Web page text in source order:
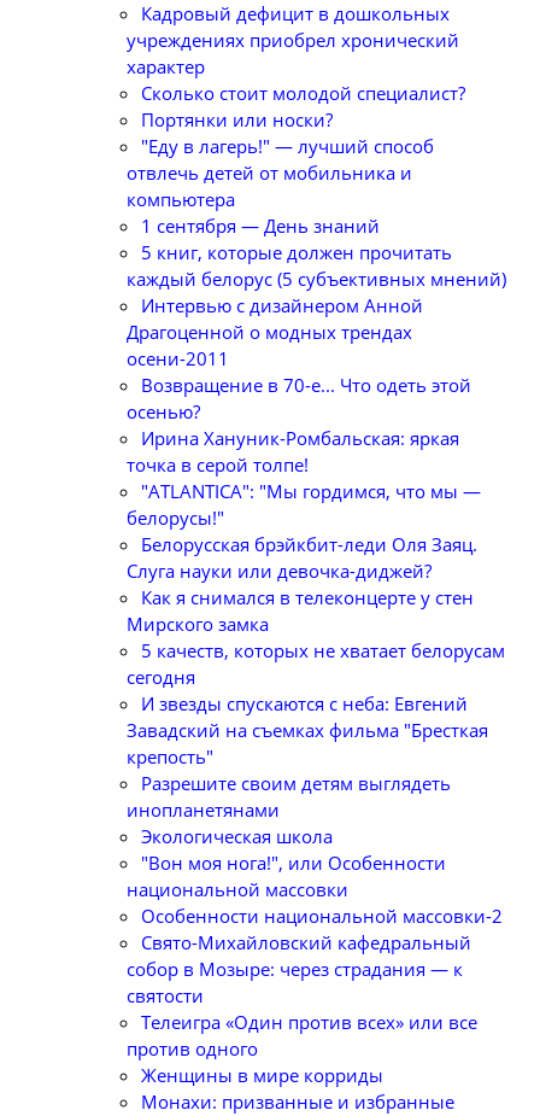
Кадровый дефицит в дошкольных
учреждениях приобрел хронический
характер
Сколько стоит молодой специалист?
Портянки или носки?
"Еду в лагерь!" — лучший способ
отвлечь детей от мобильника и
компьютера
1 сентября — День знаний
5 книг, которые должен прочитать
каждый белорус (5 субъективных мнений)
Интервью с дизайнером Анной
Драгоценной о модных трендах
осени-2011
Возвращение в 70-е... Что одеть этой
осенью?
Ирина Хануник-Ромбальская: яркая
точка в серой толпе!
"АTLАNTIСА": "Мы гордимся, что мы —
белорусы!"
Белорусская брэйкбит-леди Оля Заяц.
Слуга науки или девочка-диджей?
Как я снимался в телеконцерте у стен
Мирского замка
5 качеств, которых не хватает белорусам
сегодня
И звезды спускаются с неба: Евгений
Завадский на съемках фильма "Бресткая
крепость"
Разрешите своим детям выглядеть
инопланетянами
Экологическая школа
"Вон моя нога!", или Особенности
национальной массовки
Особенности национальной массовки-2
Свято-Михайловский кафедральный
собор в Мозыре: через страдания — к
святости
Телеигра «Один против всех» или все
против одного
Женщины в мире корриды
Монахи: призванные и избранные